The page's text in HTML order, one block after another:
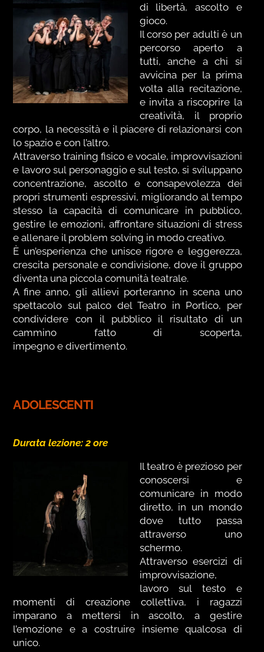
di libertà, ascolto e
gioco.
Il corso per adulti è un
percorso aperto a
tutti, anche a chi si
avvicina per la prima
volta alla recitazione,
e invita a riscoprire la
creatività, il proprio
corpo, la necessità e il piacere di relazionarsi con
lo spazio e con l’altro.
Attraverso training fisico e vocale, improvvisazioni
e lavoro sul personaggio e sul testo, si sviluppano
concentrazione, ascolto e consapevolezza dei
propri strumenti espressivi, migliorando al tempo
stesso la capacità di comunicare in pubblico,
gestire le emozioni, affrontare situazioni di stress
e allenare il problem solving in modo creativo.
È un’esperienza che unisce rigore e leggerezza,
crescita personale e condivisione, dove il gruppo
diventa una piccola comunità teatrale.
A fine anno, gli allievi porteranno in scena uno
spettacolo sul palco del Teatro in Portico, per
condividere con il pubblico il risultato di un
cammino fatto di scoperta,
impegno e divertimento.
ADOLESCENTI
Durata lezione: 2 ore
Il teatro è prezioso per
conoscersi e
comunicare in modo
diretto, in un mondo
dove tutto passa
attraverso uno
schermo.
Attraverso esercizi di
improvvisazione,
lavoro sul testo e
momenti di creazione collettiva, i ragazzi
imparano a mettersi in ascolto, a gestire
l’emozione e a costruire insieme qualcosa di
unico.